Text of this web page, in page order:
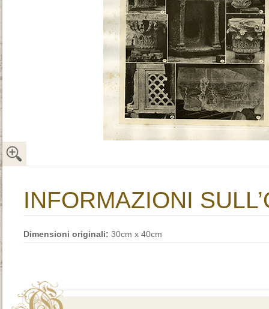
INFORMAZIONI
Dimensioni originali: 30cm x 40cm